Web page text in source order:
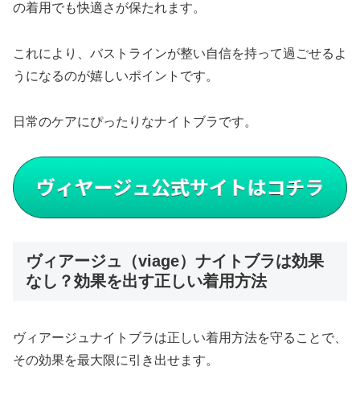
の着用でも快適さが保たれます。
これにより、バストラインが整い自信を持って過ごせるよ
うになるのが嬉しいポイントです。
日常のケアにぴったりなナイトブラです。
ヴィアージュ（viage）ナイトブラは効果
なし？効果を出す正しい着用方法
ヴィアージュナイトブラは正しい着用方法を守ることで、
その効果を最大限に引き出せます。